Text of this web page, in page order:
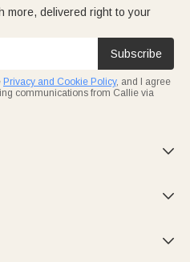
more, delivered right to your
Subscribe
Privacy and Cookie Policy, and I agree
communications from Callie via


